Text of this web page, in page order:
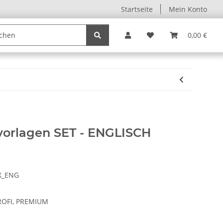
Startseite Mein Konto
0,00 €
SET - ENGLISCH
PREMIUM